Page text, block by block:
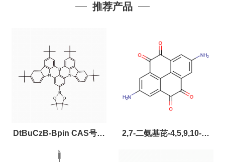
推荐产品
DtBuCzB-Bpin CAS号：
2643331-97-7
2,7-二氨基芘-4,5,9,10-四